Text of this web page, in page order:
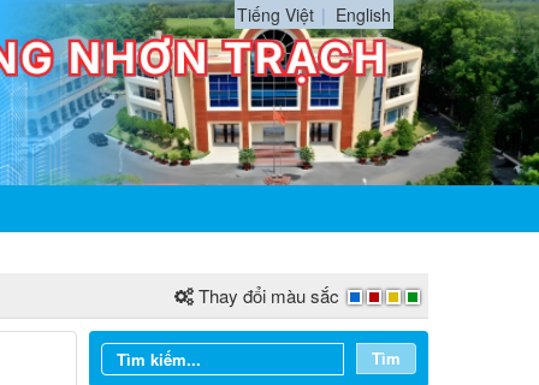
Tiếng Việt English
Thay đổi màu sắc
Tìm